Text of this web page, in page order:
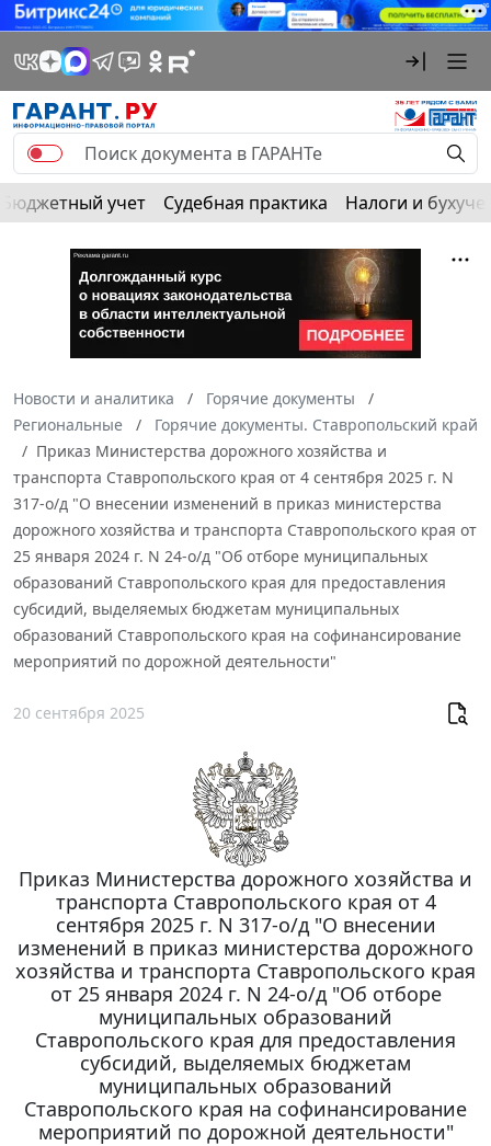
Бюджетный учет Судебная практика Налоги и
Новости и аналитика
Горячие документы
Региональные
Горячие документы. Ставропольский край
Приказ Министерства дорожного хозяйства и
транспорта Ставропольского края от 4 сентября 2025 г. N
317-о/д "О внесении изменений в приказ министерства
дорожного хозяйства и транспорта Ставропольского края от
25 января 2024 г. N 24-о/д "Об отборе муниципальных
образований Ставропольского края для предоставления
субсидий, выделяемых бюджетам муниципальных
образований Ставропольского края на софинансирование
мероприятий по дорожной деятельности"
20 сентября 2025
Приказ Министерства дорожного хозяйства и
транспорта Ставропольского края от 4
сентября 2025 г. N 317-о/д "О внесении
изменений в приказ министерства дорожного
хозяйства и транспорта Ставропольского края
от 25 января 2024 г. N 24-о/д "Об отборе
муниципальных образований
Ставропольского края для предоставления
субсидий, выделяемых бюджетам
муниципальных образований
Ставропольского края на софинансирование
мероприятий по дорожной деятельности"